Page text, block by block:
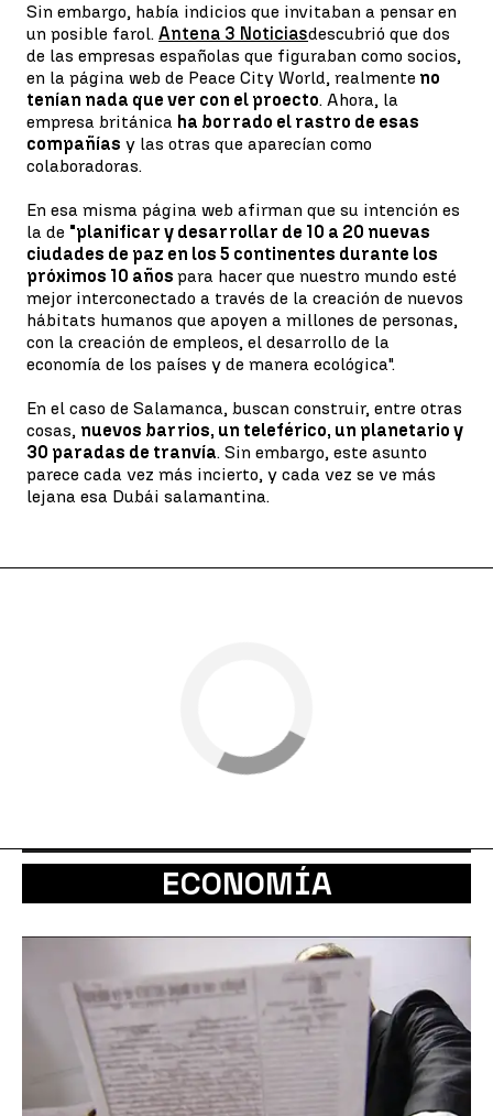
Sin embargo, había indicios que invitaban a pensar en
un posible farol. Antena 3 Noticiasdescubrió que dos
de las empresas españolas que figuraban como socios,
en la página web de Peace City World, realmente no
tenían nada que ver con el proecto. Ahora, la
empresa británica ha borrado el rastro de esas
compañías y las otras que aparecían como
colaboradoras.
En esa misma página web afirman que su intención es
la de "planificar y desarrollar de 10 a 20 nuevas
ciudades de paz en los 5 continentes durante los
próximos 10 años para hacer que nuestro mundo esté
mejor interconectado a través de la creación de nuevos
hábitats humanos que apoyen a millones de personas,
con la creación de empleos, el desarrollo de la
economía de los países y de manera ecológica".
En el caso de Salamanca, buscan construir, entre otras
cosas, nuevos barrios, un teleférico, un planetario y
30 paradas de tranvía. Sin embargo, este asunto
parece cada vez más incierto, y cada vez se ve más
lejana esa Dubái salamantina.
ECONOMÍA